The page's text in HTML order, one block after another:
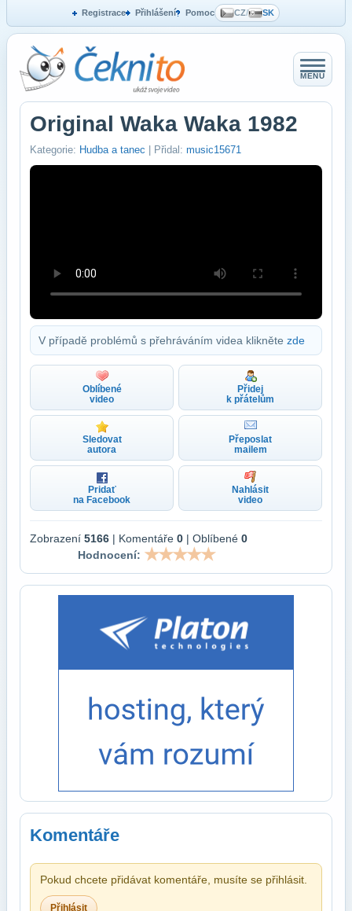
Registrace Přihlášení Pomoc CZ/ SK
MENU
Original Waka Waka 1982
Kategorie: Hudba a tanec | Přidal: music15671
V případě problémů s přehráváním videa klikněte zde
Oblíbené
video
Přidej
k přátelům
Sledovat
autora
Přeposlat
mailem
Pridať
na Facebook
Nahlásit
video
Zobrazení 5166 | Komentáře 0 | Oblíbené 0
Hodnocení:
Komentáře
Pokud chcete přidávat komentáře, musíte se přihlásit.
Přihlásit